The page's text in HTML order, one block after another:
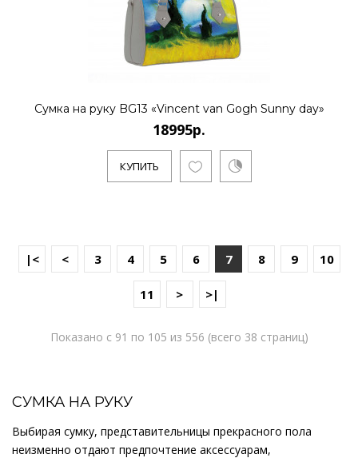
Сумка на руку BG13 «Vincent van Gogh Sunny day»
18995р.
КУПИТЬ
|< < 3 4 5 6 7 8 9 10
11 > >|
Показано с 91 по 105 из 556 (всего 38 страниц)
СУМКА НА РУКУ
Выбирая сумку, представительницы прекрасного пола
неизменно отдают предпочтение аксессуарам,